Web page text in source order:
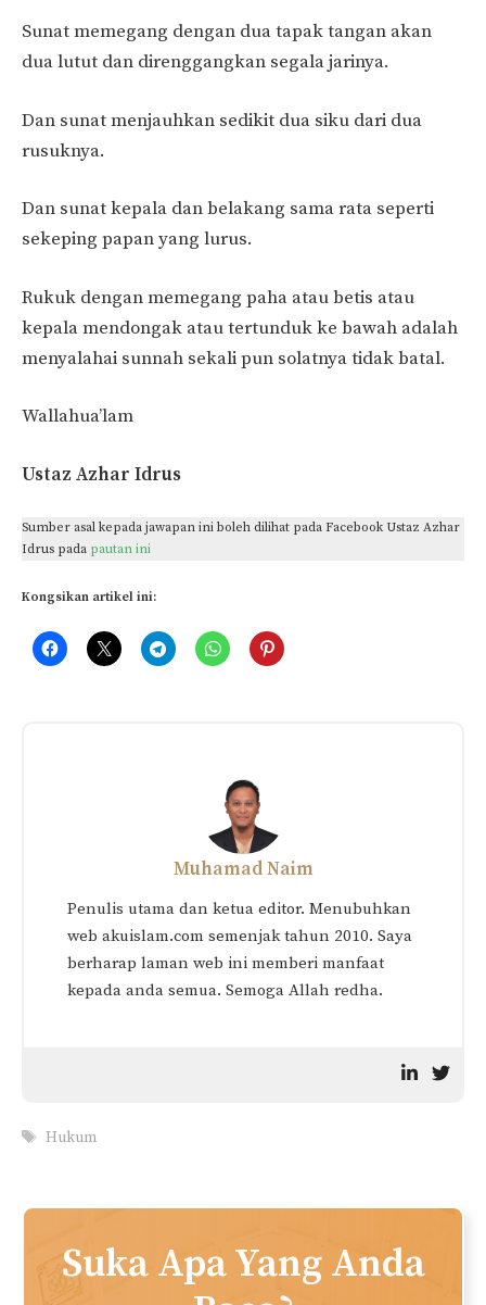
Sunat memegang dengan dua tapak tangan akan
dua lutut dan direnggangkan segala jarinya.
Dan sunat menjauhkan sedikit dua siku dari dua
rusuknya.
Dan sunat kepala dan belakang sama rata seperti
sekeping papan yang lurus.
Rukuk dengan memegang paha atau betis atau
kepala mendongak atau tertunduk ke bawah adalah
menyalahai sunnah sekali pun solatnya tidak batal.
Wallahua’lam
Ustaz Azhar Idrus
Sumber asal kepada jawapan ini boleh dilihat pada Facebook Ustaz Azhar
Idrus pada pautan ini
Kongsikan artikel ini:
Hukum Berdoa Dalam
Cara Rukuk Yang Betul (Siri
Panduan Solat Sempurna)